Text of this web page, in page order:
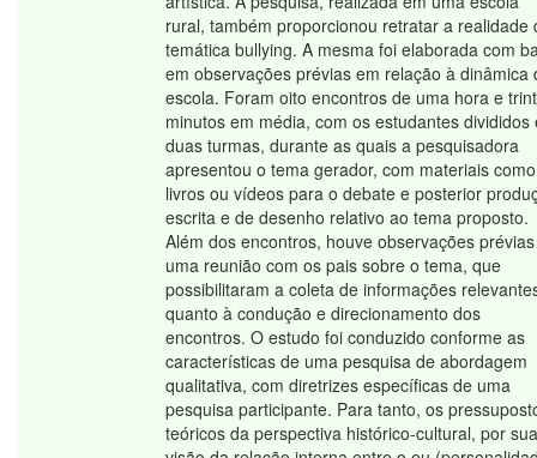
rural, também proporcionou retratar a realidade
temática bullying. A mesma foi elaborada com
em observações prévias em relação à dinâmica
escola. Foram oito encontros de uma hora e
minutos em média, com os estudantes divididos
duas turmas, durante as quais a pesquisadora
apresentou o tema gerador, com materiais como
livros ou vídeos para o debate e posterior
escrita e de desenho relativo ao tema proposto.
Além dos encontros, houve observações
uma reunião com os pais sobre o tema, que
possibilitaram a coleta de informações
quanto à condução e direcionamento dos
encontros. O estudo foi conduzido conforme as
características de uma pesquisa de abordagem
qualitativa, com diretrizes específicas de uma
pesquisa participante. Para tanto, os
teóricos da perspectiva histórico-cultural, por sua